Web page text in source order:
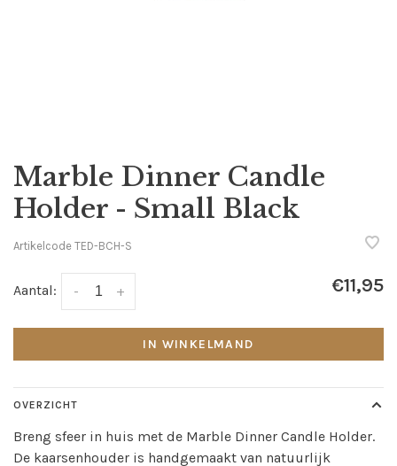
Marble Dinner Candle
Holder - Small Black
Artikelcode TED-BCH-S
Aantal: +
- €11,95
IN WINKELMAND
OVERZICHT
Breng sfeer in huis met de Marble Dinner Candle Holder.
De kaarsenhouder is handgemaakt van natuurlijk